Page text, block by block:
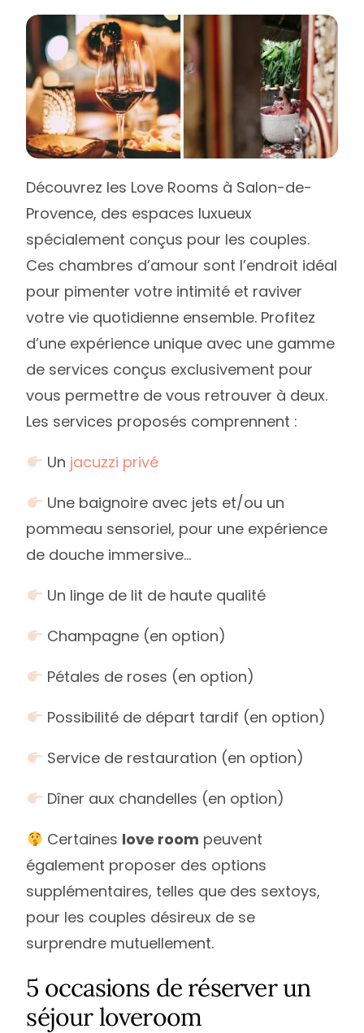
Découvrez les Love Rooms à Salon-de-
Provence, des espaces luxueux
spécialement conçus pour les couples.
Ces chambres d’amour sont l’endroit idéal
pour pimenter votre intimité et raviver
votre vie quotidienne ensemble. Profitez
d’une expérience unique avec une gamme
de services conçus exclusivement pour
vous permettre de vous retrouver à deux.
Les services proposés comprennent :
Un jacuzzi privé
Une baignoire avec jets et/ou un
pommeau sensoriel, pour une expérience
de douche immersive…
Un linge de lit de haute qualité
Champagne (en option)
Pétales de roses (en option)
Possibilité de départ tardif (en option)
Service de restauration (en option)
Dîner aux chandelles (en option)
Certaines love room peuvent
également proposer des options
supplémentaires, telles que des sextoys,
pour les couples désireux de se
surprendre mutuellement.
5 occasions de réserver un
séjour loveroom